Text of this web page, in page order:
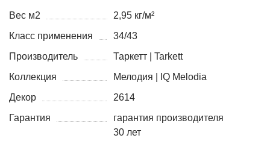
Вес м2
2,95 кг/м²
Класс применения
34/43
Производитель
Таркетт | Tarkett
Коллекция
Мелодия | IQ Melodia
Декор
2614
Гарантия
гарантия производителя
30 лет